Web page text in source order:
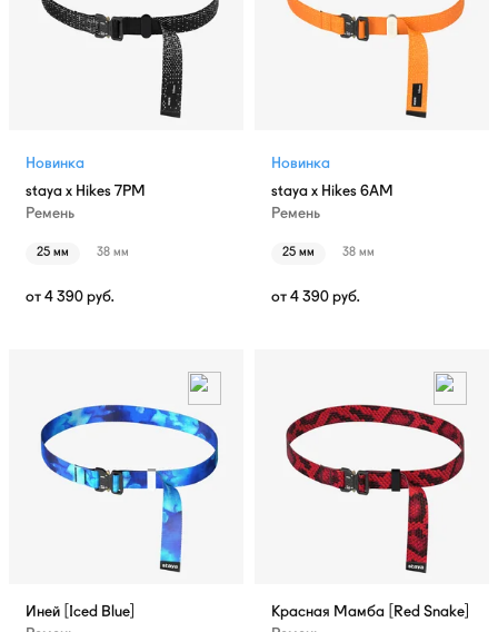
Новинка
staya x Hikes 7PM
Ремень
25 мм 38 мм
от 4 390 руб.
Новинка
staya x Hikes 6AM
Ремень
25 мм 38 мм
от 4 390 руб.
Иней [Iced Blue]
Красная Мамба [Red Snake]